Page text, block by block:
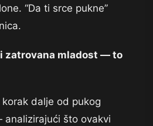
“Da ti srce pukne”
i zatrovana mladost — to
dalje od pukog
što ovakvi